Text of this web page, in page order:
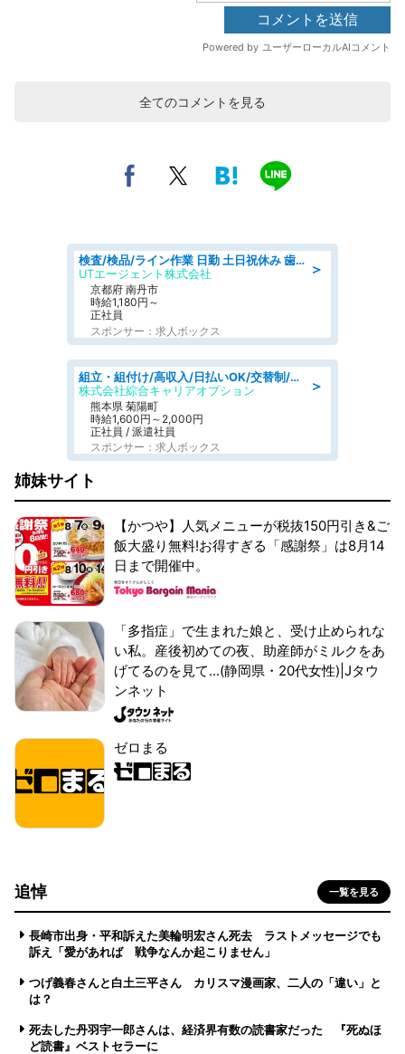
全てのコメントを見る
＞
検査/検品/ライン作業 日勤 土日祝休み 歯科模型製造 有償休憩あり 残業ほぼなし
UTエージェント株式会社
京都府 南丹市
時給1,180円～
正社員
スポンサー：求人ボックス
＞
組立・組付け/高収入/日払いOK/交替制/20・30・40代活躍中/製造 工場
株式会社綜合キャリアオプション
熊本県 菊陽町
時給1,600円～2,000円
正社員 / 派遣社員
スポンサー：求人ボックス
姉妹サイト
【かつや】人気メニューが税抜150円引き&ご
飯大盛り無料!お得すぎる「感謝祭」は8月14
日まで開催中。
「多指症」で生まれた娘と、受け止められな
い私。産後初めての夜、助産師がミルクをあ
げてるのを見て...(静岡県・20代女性)|Jタウ
ンネット
ゼロまる
追悼 一覧を見る
長崎市出身・平和訴えた美輪明宏さん死去 ラストメッセージでも
訴え「愛があれば 戦争なんか起こりません」
つげ義春さんと白土三平さん カリスマ漫画家、二人の「違い」と
は？
死去した丹羽宇一郎さんは、経済界有数の読書家だった 『死ぬほ
ど読書』ベストセラーに